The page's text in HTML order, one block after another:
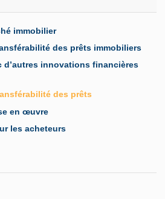
immobilier
des prêts immobiliers
d’autres innovations financières
des prêts
en œuvre
les acheteurs